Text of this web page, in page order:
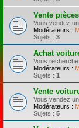
Vente pièces
Vous vendez
Modérateurs :
Sujets : 3
Achat
Vous
Modérateurs :
Sujets : 1
Vente
Vous vendez
Modérateurs :
Sujets : 5